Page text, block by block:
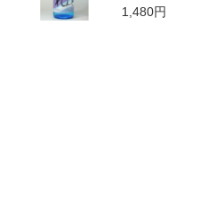
1,480円